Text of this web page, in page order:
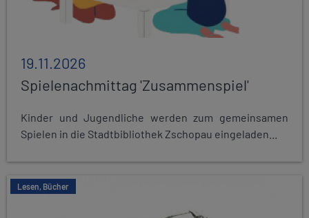
19.11.2026
Spielenachmittag 'Zusammenspiel'
Kinder und Jugendliche werden zum gemeinsamen
Spielen in die Stadtbibliothek Zschopau eingeladen...
Lesen, Bücher